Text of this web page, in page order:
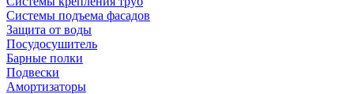
Системы подъема фасадов
Защита от воды
Посудосушитель
Барные полки
Подвески
Амортизаторы